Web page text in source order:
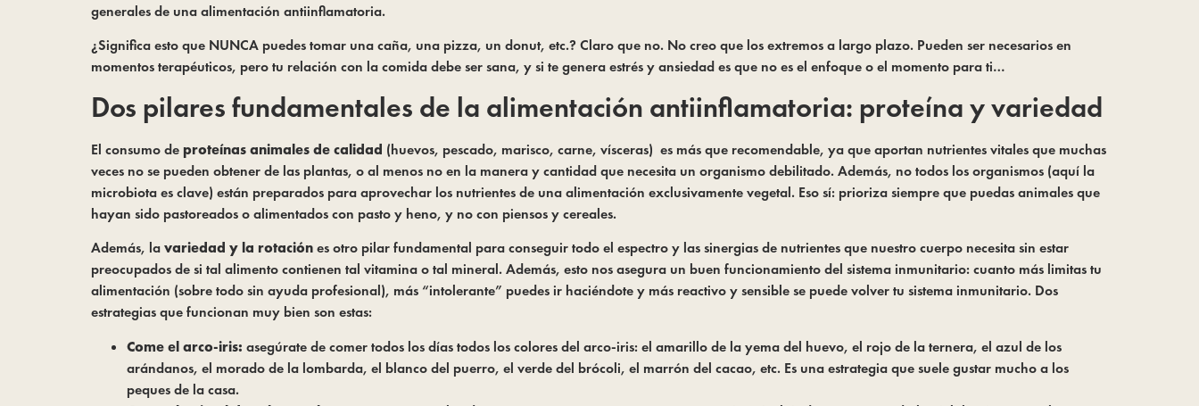
generales de una alimentación antiinflamatoria.
¿Significa esto que NUNCA puedes tomar una caña, una pizza, un donut, etc.? Claro que no. No creo que los extremos a largo plazo. Pueden ser necesarios en
momentos terapéuticos, pero tu relación con la comida debe ser sana, y si te genera estrés y ansiedad es que no es el enfoque o el momento para ti…
Dos pilares fundamentales de la alimentación antiinflamatoria: proteína y variedad
El consumo deproteínas animales de calidad (huevos, pescado, marisco, carne, vísceras) es más que recomendable, ya que aportan nutrientes vitales que muchas
veces no se pueden obtener de las plantas, o al menos no en la manera y cantidad que necesita un organismo debilitado. Además, no todos los organismos (aquí la
microbiota es clave) están preparados para aprovechar los nutrientes de una alimentación exclusivamente vegetal. Eso sí: prioriza siempre que puedas animales que
hayan sido pastoreados o alimentados con pasto y heno, y no con piensos y cereales.
Además, lavariedad y la rotaciónes otro pilar fundamental para conseguir todo el espectro y las sinergias de nutrientes que nuestro cuerpo necesita sin estar
preocupados de si tal alimento contienen tal vitamina o tal mineral. Además, esto nos asegura un buen funcionamiento del sistema inmunitario: cuanto más limitas tu
alimentación (sobre todo sin ayuda profesional), más “intolerante” puedes ir haciéndote y más reactivo y sensible se puede volver tu sistema inmunitario. Dos
estrategias que funcionan muy bien son estas:
Come el arco-iris: asegúrate de comer todos los días todos los colores del arco-iris: el amarillo de la yema del huevo, el rojo de la ternera, el azul de los
arándanos, el morado de la lombarda, el blanco del puerro, el verde del brócoli, el marrón del cacao, etc. Es una estrategia que suele gustar mucho a los
peques de la casa.